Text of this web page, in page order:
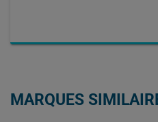
MARQUES